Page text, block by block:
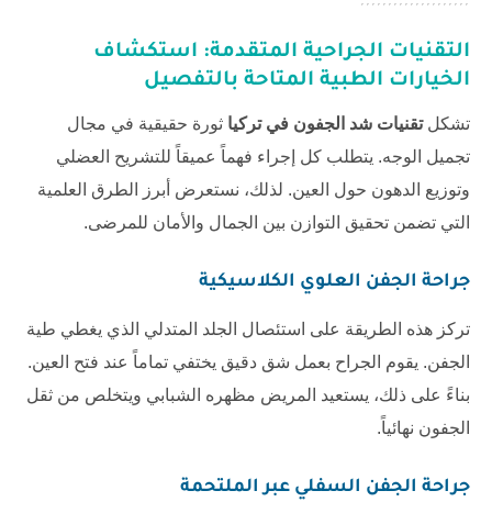
التقنيات الجراحية المتقدمة: استكشاف
الخيارات الطبية المتاحة بالتفصيل
تشكلتقنيات شد الجفون في تركيا ثورة حقيقية في مجال
تجميل الوجه. يتطلب كل إجراء فهماً عميقاً للتشريح العضلي
وتوزيع الدهون حول العين. لذلك، نستعرض أبرز الطرق العلمية
التي تضمن تحقيق التوازن بين الجمال والأمان للمرضى.
جراحة الجفن العلوي الكلاسيكية
تركز هذه الطريقة على استئصال الجلد المتدلي الذي يغطي طية
الجفن. يقوم الجراح بعمل شق دقيق يختفي تماماً عند فتح العين.
بناءً على ذلك، يستعيد المريض مظهره الشبابي ويتخلص من ثقل
الجفون نهائياً.
جراحة الجفن السفلي عبر الملتحمة